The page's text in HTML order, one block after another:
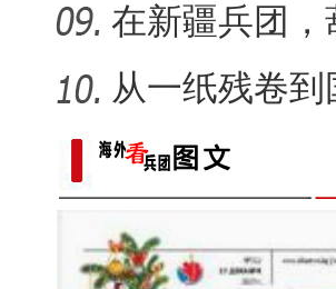
认“老迪”
在新疆兵团，
从一纸残卷
出“冷门”